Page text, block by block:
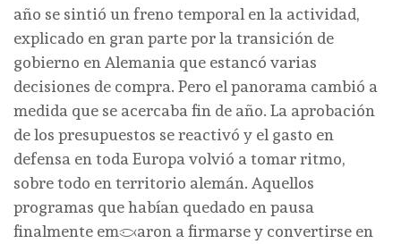
año se sintió un freno temporal en la actividad,
explicado en gran parte por la transición de
gobierno en Alemania que estancó varias
decisiones de compra. Pero el panorama cambió a
medida que se acercaba fin de año. La aprobación
de los presupuestos se reactivó y el gasto en
defensa en toda Europa volvió a tomar ritmo,
sobre todo en territorio alemán. Aquellos
programas que habían quedado en pausa
finalmente empezaron a firmarse y convertirse en